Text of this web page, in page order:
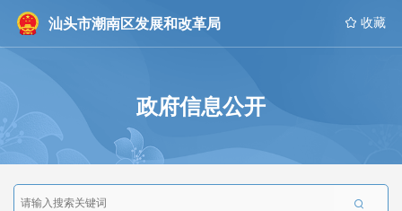
汕头市潮南区发展和改革局  收藏
政府信息公开
